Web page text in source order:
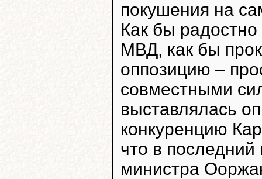
покушения на
Как бы
МВД, как бы
оппозицию –
совместными
выставлялась
конкуренцию
что в
министра